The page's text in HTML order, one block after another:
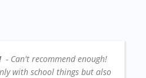
- Can't recommend enough!
with school things but also